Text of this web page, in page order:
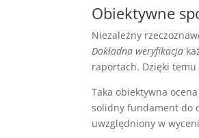
Obiektywne
Niezależny
Dokładna weryfikacja
raportach. Dzięki
Taka obiektywna
solidny fundament do
uwzględniony w